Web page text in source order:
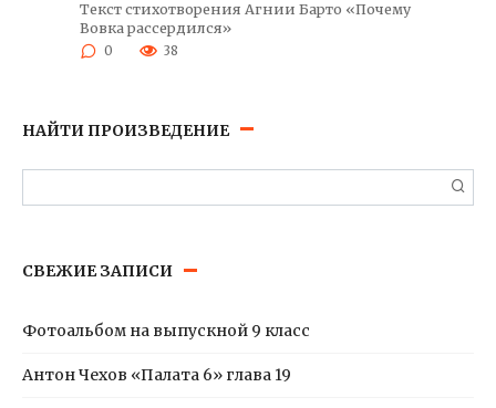
Текст стихотворения Агнии Барто «Почему
Вовка рассердился»
0 38
НАЙТИ ПРОИЗВЕДЕНИЕ
СВЕЖИЕ ЗАПИСИ
Фотоальбом на выпускной 9 класс
Антон Чехов «Палата 6» глава 19